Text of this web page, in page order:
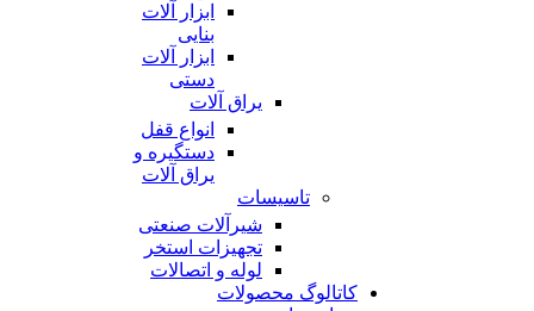
ابزار آلات
بنایی
ابزار آلات
دستی
یراق آلات
انواع قفل
دستگیره و
یراق آلات
تاسیسات
شیرآلات صنعتی
تجهیزات استخر
لوله و اتصالات
کاتالوگ محصولات